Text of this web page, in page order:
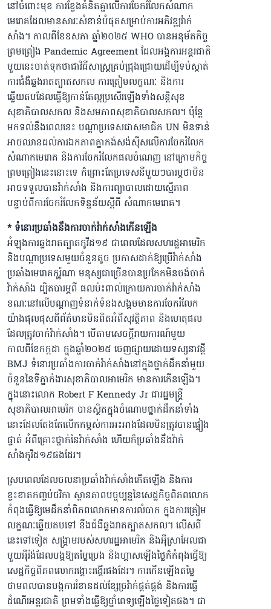
នៅចំពោះមុខ ការខ្វែងគំនិតគ្នាលើការចែករំលែកសំណាក
មេរោគដែលមានសារៈសំខាន់បំផុតសម្រាប់ការ​អភិវឌ្ឍវ៉ាក់
សាំង។ កាលពីខែឧសភា ឆ្នាំ២០២៥ WHO បានអនុម័តកិច្ច
ព្រមព្រៀង Pandemic Agreement ដែលអង្គការអន្តរជាតិ
មួយនេះចាត់ទុកថាជាវិធីសាស្ត្រគ្រប់ជ្រុងជ្រោយដើម្បីទប់ស្កាត់
ការជំងឺឆ្លងរាតត្បាតសកល ការត្រៀមលក្ខណៈ និងការ
ឆ្លើយតបដែលធ្វើឱ្យកាន់តែល្អប្រសើរឡើងទាំងសន្តិសុខ
សុខាភិបាលសកល និងសមភាពសុខាភិបាលសកល។ ប៉ុន្តែ
មកទល់នឹងពេលនេះ បណ្ដាប្រទេសជាសមាជិក UN​ មិនទាន់
អាចឈានដល់ការឯកភាពគ្នាកង់សង់ស៊ីសលើការចែករំលែក
សំណាកមេរោគ និងការចែករំលែកផលចំណេញ នៅក្រោមកិច្ច
ព្រមព្រៀងនេះនោះទេ ក៏ព្រោះតែប្រទេសនីមួយៗបារម្ភថាមិន
អាចទទួលបានវ៉ាក់សាំង និងការព្យាបាលដោយស្មើភាព
បន្ទាប់ពីការចែករំលែកទិន្នន័យស្ដីពី សំណាកមេរោគ។
* ទំនោរប្រឆាំងនឹងការចាក់វ៉ាក់សាំងកើនឡើង
អំឡុងការឆ្លងរាតត្បាតកូវីដ១៩ ជាពេលដែលសហរដ្ឋអាមេរិក
និងបណ្ដាប្រទេសមួយចំនួនតូច ប្រកាសដាក់ឱ្យប្រើវ៉ាក់សាំង
ប្រឆាំងមេរោគកូរ៉ូណា មនុស្សជាច្រើនបានប្រកែកមិនចង់ចាក់
វ៉ាក់សាំង ដ្បិតបារម្ភពី ផលប៉ះពាល់ក្រោយការចាក់វ៉ាក់សាំង
ខណៈនៅលើបណ្ដាញទំនាក់ទំនងសង្គមមានការចែករំលែក
យ៉ាងផុលផុសពីព័ត៌មានមិនពិតអំពីសុវត្ថិភាព និងហេតុផល
ដែលត្រូវចាក់វ៉ាក់សាំង។ បើតាមសេចក្ដីរាយការណ៍មួយ
កាលពីខែកក្កដា ក្នុងឆ្នាំ២០២៥ ចេញផ្សាយដោយទស្សនាវដ្តី
BMJ ទំនោរប្រឆាំងការចាក់វ៉ាក់សាំងនៅក្នុងថ្នាក់ដឹកនាំមួយ
ចំនួននៃទីភ្នាក់ងារសុខាភិបាលអាមេរិក មានការកើនឡើង។
ក្នុងនោះលោក Robert F Kennedy Jr ជារដ្ឋមន្ត្រី
សុខាភិបាលអាមេរិក បានស្ថិតក្នុងចំណោមថ្នាក់ដឹកនាំទាំង
នោះដែលតែងតែលើកកម្ពស់ការអះអាងដែលមិនត្រូវបានផ្ទៀង
ផ្ទាត់ អំពីគ្រោះថ្នាក់នៃវ៉ាក់សាំង ហើយក៏ប្រឆាំងនឹងវ៉ាក់
សាំងកូវីដ១៩ផងដែរ។
ស្របពេលដែលចលនាប្រឆាំងវ៉ាក់សាំងកើតឡើង និងការ
ខ្វះខាតកញ្ចប់ថវិកា ស្ថានភាពបច្ចុប្បន្ននៃសេដ្ឋកិច្ចពិភពលោក
កំពុងធ្វើឱ្យមេដឹកនាំពិភពលោកមានការលំបាក ក្នុងការត្រៀម
លក្ខណៈឆ្លើយតបទៅ នឹងជំងឺឆ្លងរាតត្បាតសកល។ លើសពី
នេះទៅទៀត សង្រ្គាមរបស់សហរដ្ឋអាមេរិក និងអ៉ីស្រាអែលជា
មួយអ៉ីរ៉ង់ដែលបង្កឱ្យតម្លៃប្រេង និងហ្គាសឡើងថ្លៃក៏កំពុងធ្វើឱ្យ
សេដ្ឋកិច្ចពិភពលោករង្គោះរង្គើរផងដែរ។ ការកើនឡើងតម្លៃ
ថាមពលបានបង្កការរំខានដល់ខ្សែច្រវ៉ាក់ផ្គត់ផ្គង់ និងការធ្វើ
ដំណើរអន្តរជាតិ ព្រមទាំងធ្វើឱ្យថ្នាំពេទ្យឡើងថ្លៃទៀតផង។ ជា